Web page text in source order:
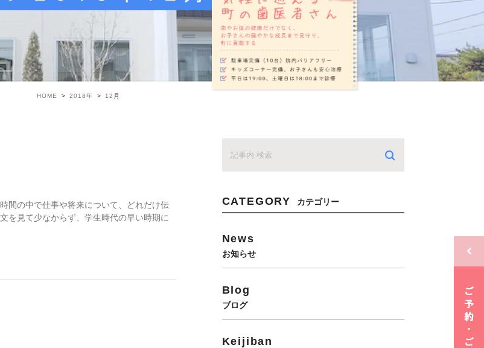
HOME 2018年 12 月
間の中で仕事や将来について、どれだけ伝
を見て少なからず、学生時代の早い時期に
CATEGORY カテゴリー
News
お知らせ
Blog
ブログ
Keijiban